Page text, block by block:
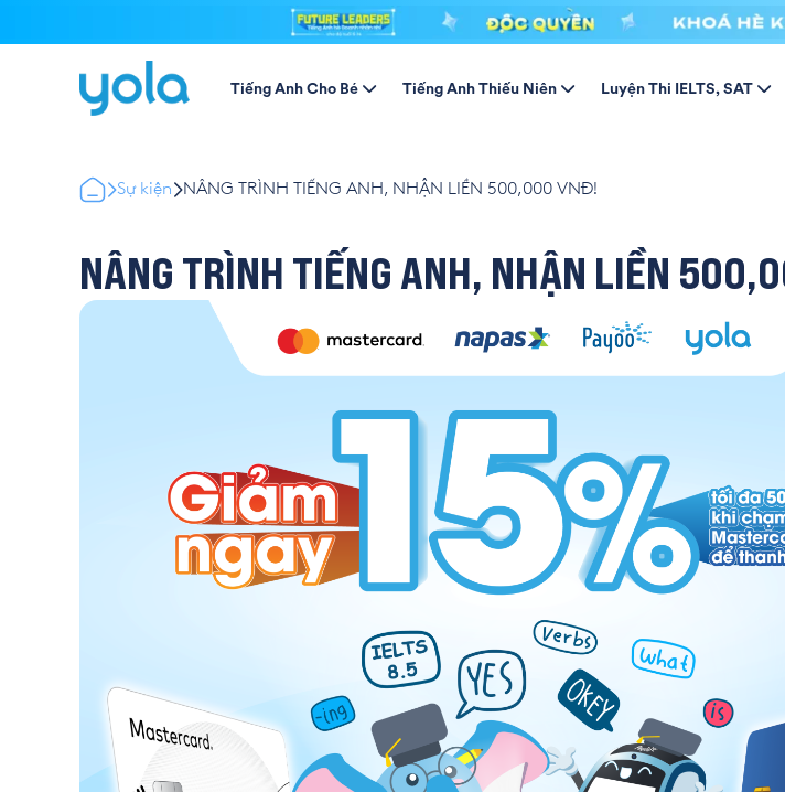
Tiếng Anh Cho Bé Tiếng Anh Thiếu Niên Luyện Thi IELTS, SAT
Sự kiện NÂNG TRÌNH TIẾNG ANH, NHẬN LIỀN 500,000 VNĐ!
NÂNG TRÌNH TIẾNG ANH, NHẬN LIỀN